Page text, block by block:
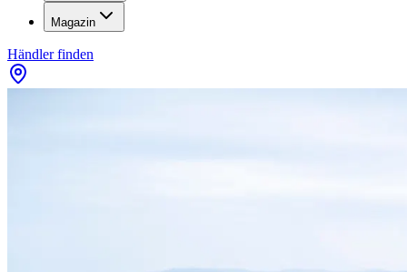
Magazin
Händler finden